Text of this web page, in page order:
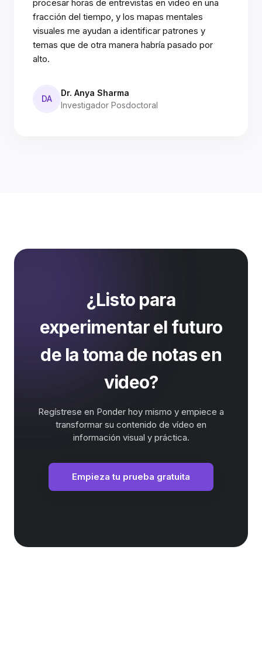
procesar horas de entrevistas en video en una
fracción del tiempo, y los mapas mentales
visuales me ayudan a identificar patrones y
temas que de otra manera habría pasado por
alto.
DA
Dr. Anya Sharma
Investigador Posdoctoral
¿Listo para
experimentar el futuro
de la toma de notas en
video?
Regístrese en Ponder hoy mismo y empiece a
transformar su contenido de vídeo en
información visual y práctica.
Empieza tu prueba gratuita